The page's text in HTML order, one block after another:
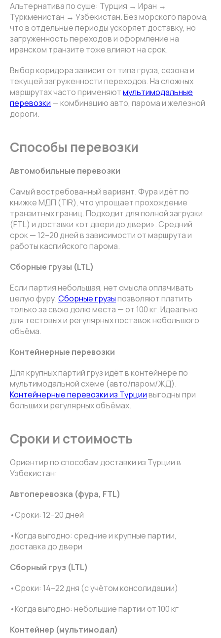
Альтернатива по суше: Турция → Иран →
Туркменистан → Узбекистан. Без морского парома,
что в отдельные периоды ускоряет доставку, но
загруженность переходов и оформление на
иранском транзите тоже влияют на срок.
Выбор коридора зависит от типа груза, сезона и
текущей загруженности переходов. На сложных
маршрутах часто применяютмультимодальные
перевозки — комбинацию авто, парома и железной
дороги.
Способы перевозки
Автомобильные перевозки
Самый востребованный вариант. Фура идёт по
книжке МДП (TIR), что упрощает прохождение
транзитных границ. Подходит для полной загрузки
(FTL) и доставки «от двери до двери». Средний
срок — 12–20 дней в зависимости от маршрута и
работы каспийского парома.
Сборные грузы (LTL)
Если партия небольшая, нет смысла оплачивать
целую фуру.Сборные грузыпозволяют платить
только за свою долю места — от 100 кг. Идеально
для тестовых и регулярных поставок небольшого
объёма.
Контейнерные перевозки
Для крупных партий груз идёт в контейнере по
мультимодальной схеме (авто/паром/ЖД).
Контейнерные перевозки из Турциивыгодны при
больших и регулярных объёмах.
Сроки и стоимость
Ориентир по способам доставки из Турции в
Узбекистан:
Автоперевозка (фура, FTL)
•Сроки: 12–20 дней
•Когда выгодно: средние и крупные партии,
доставка до двери
Сборный груз (LTL)
•Сроки: 14–22 дня (с учётом консолидации)
•Когда выгодно: небольшие партии от 100 кг
Контейнер (мультимодал)